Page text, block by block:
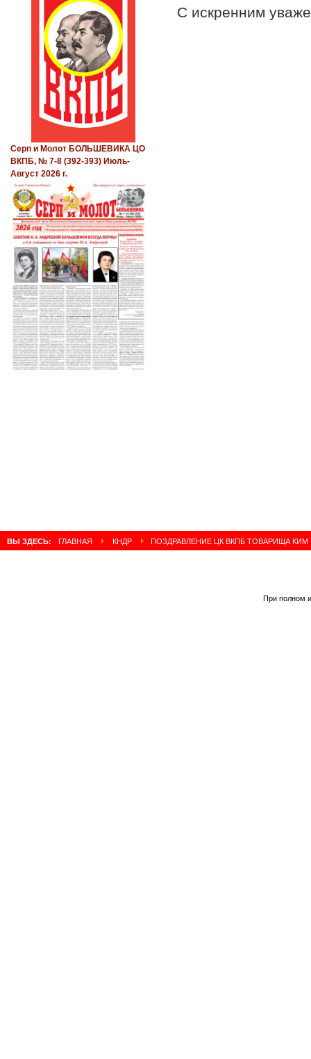
С искренним
Серп и Молот БОЛЬШЕВИКА ЦО
ВКПБ, № 7-8 (392-393) Июль-
Август 2026 г.
ВЫ ЗДЕСЬ: ГЛАВНАЯ КНДР ПОЗДРАВЛЕНИЕ ЦК ВКПБ ТОВАРИЩА
При полном